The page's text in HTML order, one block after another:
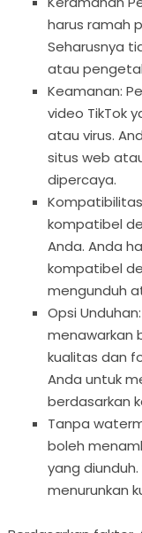
harus ramah
Seharusnya
atau
Keamanan:
video TikTok
atau virus.
situs web
dipercaya.
kompatibel
Anda. Anda
kompatibel
mengunduh
Opsi
menawarkan
kualitas dan
Anda untuk
berdasarkan
Tanpa
boleh
yang
menurunkan